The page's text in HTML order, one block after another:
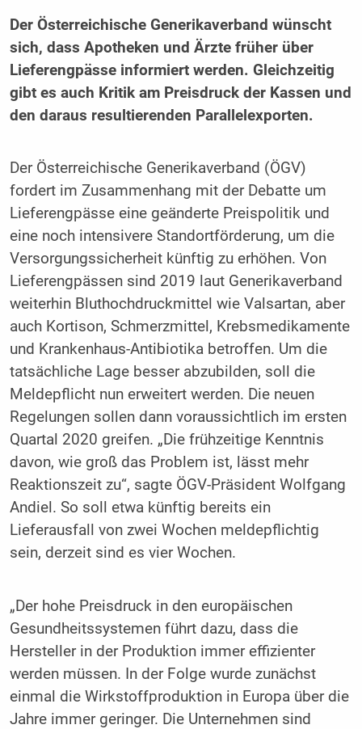
Der Österreichische Generikaverband wünscht
sich, dass Apotheken und Ärzte früher über
Lieferengpässe informiert werden. Gleichzeitig
gibt es auch Kritik am Preisdruck der Kassen und
den daraus resultierenden Parallelexporten.
Der Österreichische Generikaverband (ÖGV)
fordert im Zusammenhang mit der Debatte um
Lieferengpässe eine geänderte Preispolitik und
eine noch intensivere Standortförderung, um die
Versorgungssicherheit künftig zu erhöhen. Von
Lieferengpässen sind 2019 laut Generikaverband
weiterhin Bluthochdruckmittel wie Valsartan, aber
auch Kortison, Schmerzmittel, Krebsmedikamente
und Krankenhaus-Antibiotika betroffen. Um die
tatsächliche Lage besser abzubilden, soll die
Meldepflicht nun erweitert werden. Die neuen
Regelungen sollen dann voraussichtlich im ersten
Quartal 2020 greifen. „Die frühzeitige Kenntnis
davon, wie groß das Problem ist, lässt mehr
Reaktionszeit zu“, sagte ÖGV-Präsident Wolfgang
Andiel. So soll etwa künftig bereits ein
Lieferausfall von zwei Wochen meldepflichtig
sein, derzeit sind es vier Wochen.
„Der hohe Preisdruck in den europäischen
Gesundheitssystemen führt dazu, dass die
Hersteller in der Produktion immer effizienter
werden müssen. In der Folge wurde zunächst
einmal die Wirkstoffproduktion in Europa über die
Jahre immer geringer. Die Unternehmen sind